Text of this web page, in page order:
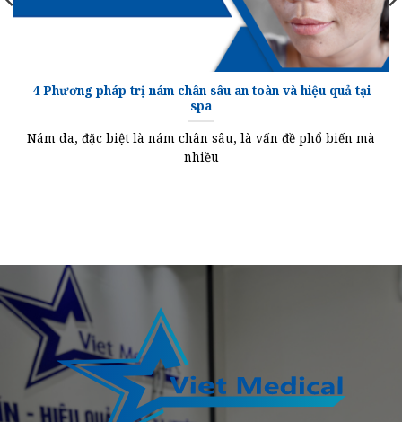
4 Phương pháp trị nám chân sâu an toàn và hiệu quả tại
spa
Nám da, đặc biệt là nám chân sâu, là vấn đề phổ biến mà
nhiều